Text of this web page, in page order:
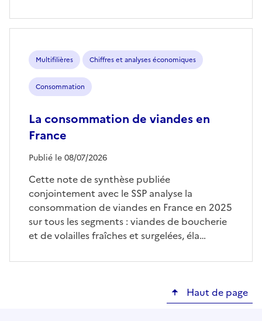
Multifilières Chiffres et analyses économiques
Consommation
La consommation de viandes en
France
Publié le 08/07/2026
Cette note de synthèse publiée
conjointement avec le SSP analyse la
consommation de viandes en France en 2025
sur tous les segments : viandes de boucherie
et de volailles fraîches et surgelées, éla…
Haut de page